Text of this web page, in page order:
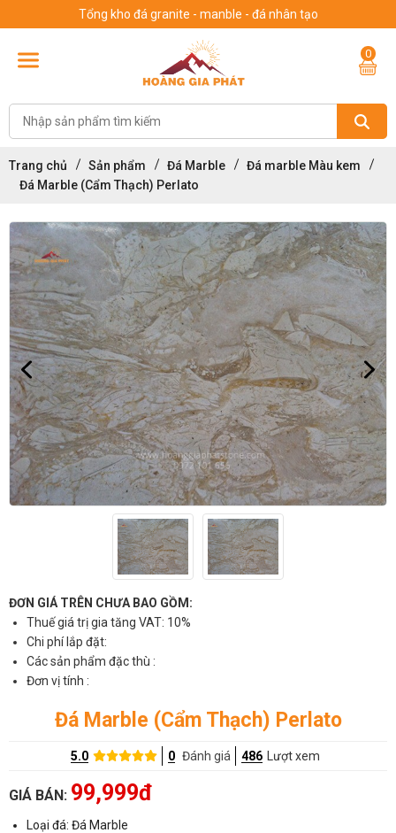
Tổng kho đá granite - manble - đá nhân tạo
0
Trang chủ Sản phẩm Đá Marble
Đá marble Màu kem
Đá Marble (Cẩm Thạch) Perlato
ĐƠN GIÁ TRÊN CHƯA BAO GỒM:
Thuế giá trị gia tăng VAT: 10%
Chi phí lắp đặt:
Các sản phẩm đặc thù :
Đơn vị tính :
Đá Marble (Cẩm Thạch) Perlato
5.0 0 Đánh giá 486 Lượt xem
GIÁ BÁN: 99,999đ
Loại đá: Đá Marble